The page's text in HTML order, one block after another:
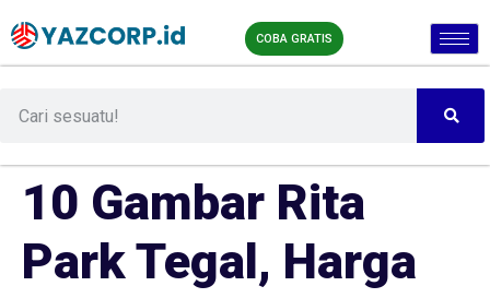
COBA GRATIS
10 Gambar Rita
Park Tegal, Harga